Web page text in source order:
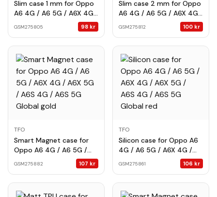
Slim case 1 mm for Oppo
A6 4G / A6 5G / A6X 4G /
A6X 5G / A6S 4G / A6S
5G Global transparent
GSM275805 98 kr
Slim case 2 mm for Oppo
A6 4G / A6 5G / A6X 4G /
A6X 5G / A6S 4G / A6S
5G Global transparent
GSM275812 100 kr
TFO
Smart Magnet case for
Oppo A6 4G / A6 5G /
A6X 4G / A6X 5G / A6S
4G / A6S 5G Global gold
GSM275882 107 kr
TFO
Silicon case for Oppo A6
4G / A6 5G / A6X 4G /
A6X 5G / A6S 4G / A6S
GSM275861 106 kr